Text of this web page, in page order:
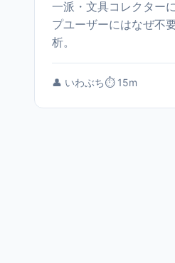
一派・文具コレクター
プユーザーにはなぜ不
析。
👤 いわぶち⏱️ 15m